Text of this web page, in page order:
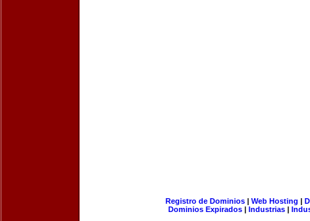
Registro de Dominios| Web Hosting |
Dominios Expirados | Industrias |